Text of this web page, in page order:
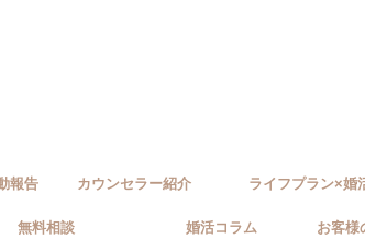
報告 カウンセラー紹介 ライフプラン×婚
無料相談 婚活コラム お客様